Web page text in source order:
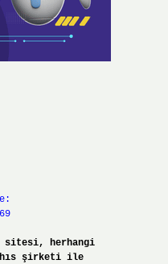
sitesi, herhangi
şirketi ile